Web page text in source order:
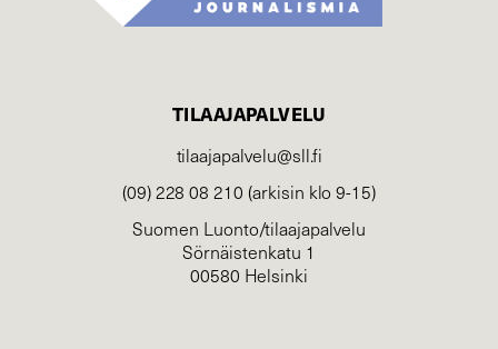
TILAAJAPALVELU
tilaajapalvelu@sll.fi
(09) 228 08 210 (arkisin klo 9-15)
Suomen Luonto/tilaajapalvelu
Sörnäistenkatu 1
00580 Helsinki